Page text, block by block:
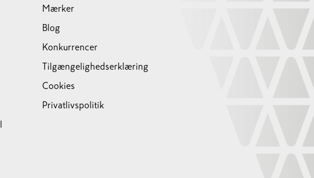
Mærker
Blog
Konkurrencer
Tilgængelighedserklæring
Cookies
Privatlivspolitik